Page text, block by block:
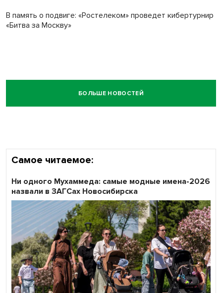
В память о подвиге: «Ростелеком» проведет кибертурнир
«Битва за Москву»
БОЛЬШЕ НОВОСТЕЙ
Самое читаемое:
Ни одного Мухаммеда: самые модные имена-2026
назвали в ЗАГСах Новосибирска